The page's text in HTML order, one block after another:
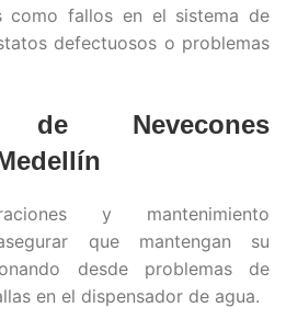
como fallos en el sistema de
defectuosos o problemas
de Nevecones
y mantenimiento
que mantengan su
desde problemas de
en el dispensador de agua.